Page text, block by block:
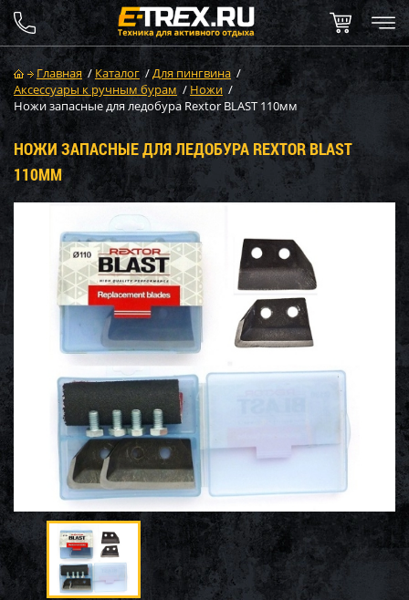
Главная / Каталог /Для пингвина /
Аксессуары к ручным бурам /Ножи /
Ножи запасные для ледобура Rextor BLAST 110мм
НОЖИ ЗАПАСНЫЕ ДЛЯ ЛЕДОБУРА REXTOR BLAST
110ММ